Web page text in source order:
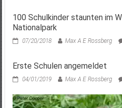
100 Schulkinder staunten im
Nationalpark
07/20/2018 Max A E Rossberg
Erste Schulen angemeldet
04/01/2019 Max A E Rossberg